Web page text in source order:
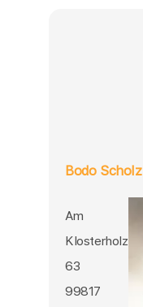
Bodo Scholz
Am
Klosterholz
63
99817